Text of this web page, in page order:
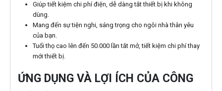
Giúp tiết kiệm chi phí điện, dễ dàng tắt thiết bị khi không
dùng.
Mang đến sự tiện nghi, sáng trọng cho ngôi nhà thân yêu
của bạn.
Tuổi thọ cao lên đến 50.000 lần tắt mở, tiết kiệm chi phí thay
mới thiết bị.
ỨNG DỤNG VÀ LỢI ÍCH CỦA CÔNG